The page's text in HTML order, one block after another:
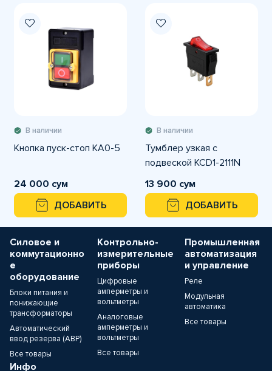
В наличии
Кнопка пуск-стоп KA0-5
24 000 сум
ДОБАВИТЬ
В наличии
Тумблер узкая с
подвеской KCD1-2111N
13 900 сум
ДОБАВИТЬ
Силовое и
коммутационно
е
оборудование
Блоки питания и
понижающие
трансформаторы
Автоматический
ввод резерва (АВР)
Все товары
Контрольно-
измерительные
приборы
Цифровые
амперметры и
вольтметры
Аналоговые
амперметры и
вольтметры
Все товары
Промышленная
автоматизация
и управление
Реле
Модульная
автоматика
Все товары
Инфо